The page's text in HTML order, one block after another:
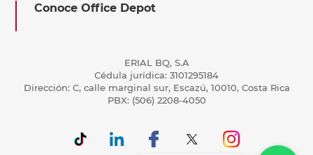
Conoce Office Depot
ERIAL BQ, S.A
Cédula jurídica: 3101295184
Dirección: C, calle marginal sur, Escazú, 10010, Costa Rica
PBX: (506) 2208-4050